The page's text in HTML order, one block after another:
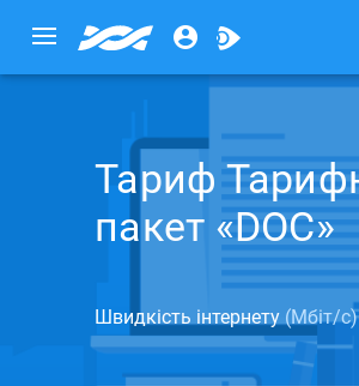
Тариф
пакет «DOC»
Швидкість інтернету (Мбіт/с)